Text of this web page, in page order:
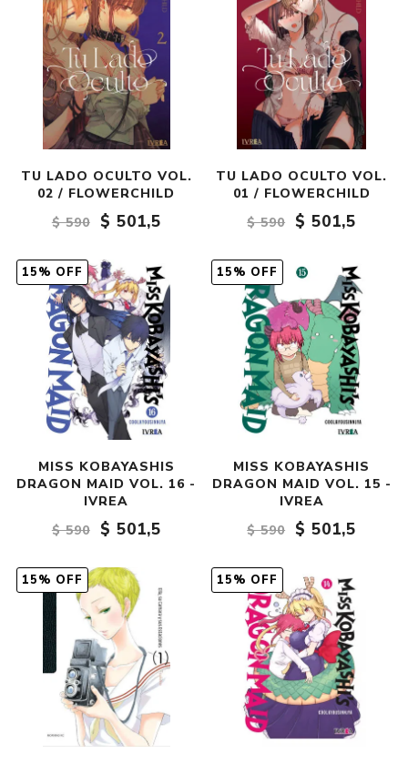
TU LADO OCULTO VOL.
02 / FLOWERCHILD
$ 590
$ 501,5
TU LADO OCULTO VOL.
01 / FLOWERCHILD
$ 590
$ 501,5
15% OFF
MISS KOBAYASHIS
DRAGON MAID VOL. 16 -
IVREA
$ 590
$ 501,5
15% OFF
MISS KOBAYASHIS
DRAGON MAID VOL. 15 -
IVREA
$ 590
$ 501,5
15% OFF 15% OFF